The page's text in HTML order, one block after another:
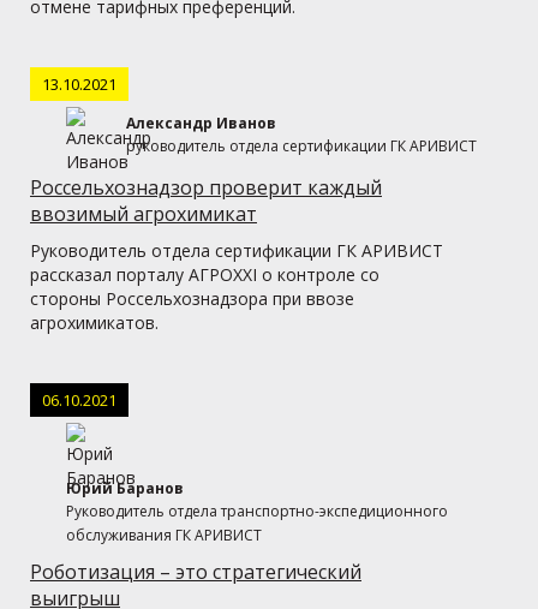
отмене тарифных преференций.
13.10.2021
Александр Иванов
руководитель отдела сертификации ГК АРИВИСТ
Россельхознадзор проверит каждый
ввозимый агрохимикат
Руководитель отдела сертификации ГК АРИВИСТ
рассказал порталу АГРОXXI о контроле со
стороны Россельхознадзора при ввозе
агрохимикатов.
06.10.2021
Юрий Баранов
Руководитель отдела транспортно-экспедиционного
обслуживания ГК АРИВИСТ
Роботизация – это стратегический
выигрыш